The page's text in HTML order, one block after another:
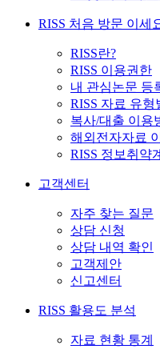
RISS 처음 방문 이세
RISS란?
RISS 이용권한
내 관심논문 등
RISS 자료 유형
복사/대출 이용
해외전자자료
RISS 정보취약
고객센터
자주 찾는 질문
상담 신청
상담 내역 확인
고객제안
신고센터
RISS 활용도 분석
자료 현황 통계